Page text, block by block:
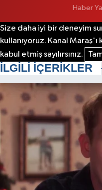
Haber
Size daha iyi bir deneyim
kullanıyoruz. Kanal
kabul etmiş sayılırsınız.